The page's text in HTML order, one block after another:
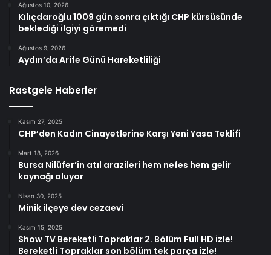
Ağustos 10, 2026
Kılıçdaroğlu 1009 gün sonra çıktığı CHP kürsüsünde
beklediği ilgiyi göremedi
Ağustos 9, 2026
Aydın’da Arife Günü Hareketliliği
Rastgele Haberler
Kasım 27, 2025
CHP’den Kadın Cinayetlerine Karşı Yeni Yasa Teklifi
Mart 18, 2026
Bursa Nilüfer’in atıl arazileri hem nefes hem gelir
kaynağı oluyor
Nisan 30, 2025
Minik ilçeye dev cezaevi
Kasım 15, 2025
Show TV Bereketli Topraklar 2. Bölüm Full HD izle!
Bereketli Topraklar son bölüm tek parça izle!